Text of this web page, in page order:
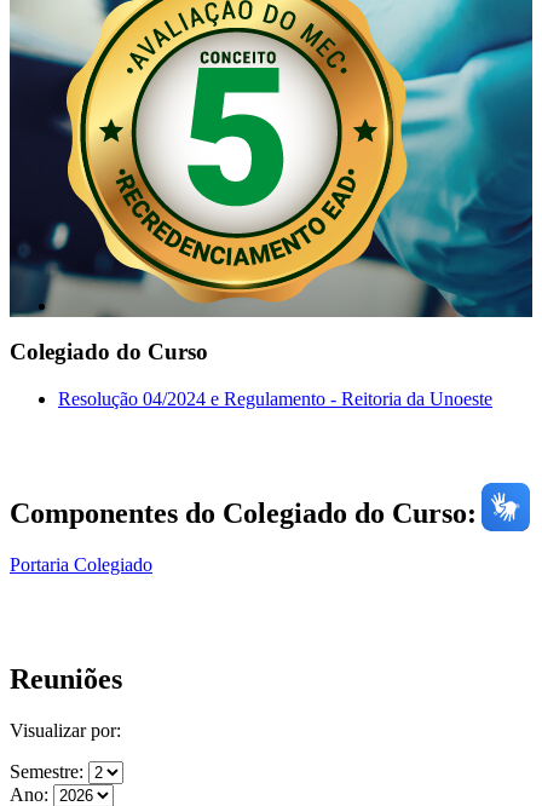
Colegiado do Curso
Resolução 04/2024 e Regulamento - Reitoria da Unoeste
Componentes do Colegiado do Curso:
Portaria Colegiado
Reuniões
Visualizar por:
Semestre:
Ano: